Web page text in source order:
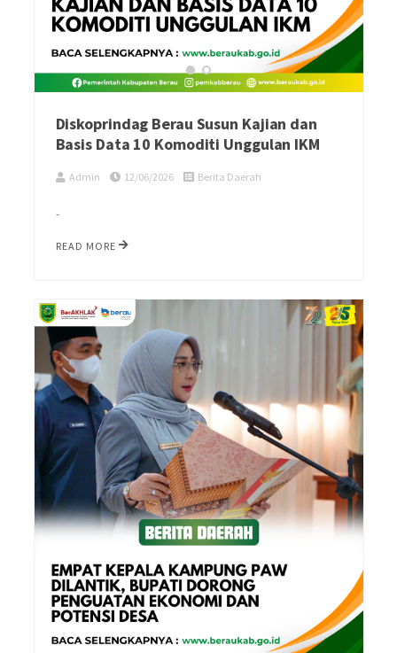
Diskoprindag Berau Susun Kajian dan
Basis Data 10 Komoditi Unggulan IKM
Admin 12/06/2026 Berita Daerah
-
READ MORE